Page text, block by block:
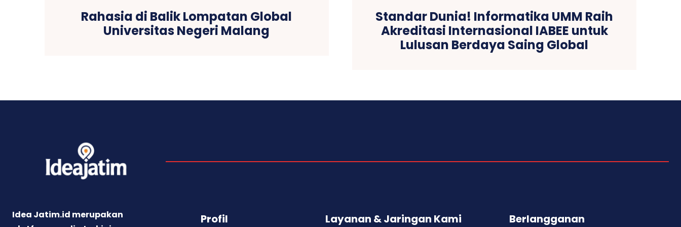
Rahasia di Balik Lompatan Global
Universitas Negeri Malang
Standar Dunia! Informatika UMM Raih
Akreditasi Internasional IABEE untuk
Lulusan Berdaya Saing Global
Idea Jatim.id merupakan
Profil Layanan & Jaringan Kami Berlangganan